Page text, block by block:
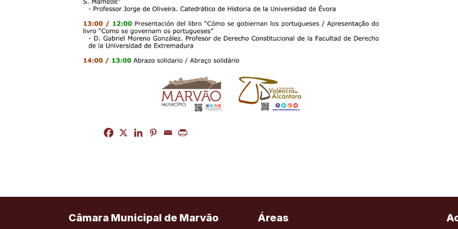
Câmara Municipal de Marvão Áreas